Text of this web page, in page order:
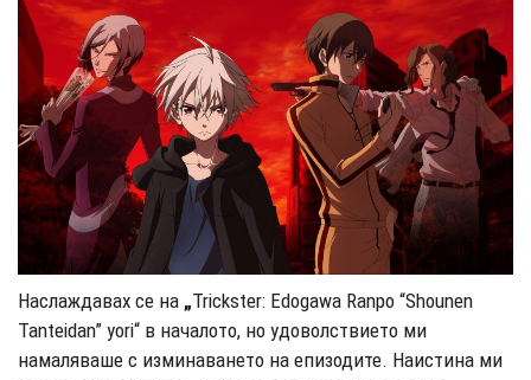
Наслаждавах се на „Trickster: Edogawa Ranpo “Shounen
Tanteidan” yori“ в началото, но удоволствието ми
намаляваше с изминаването на епизодите. Наистина ми